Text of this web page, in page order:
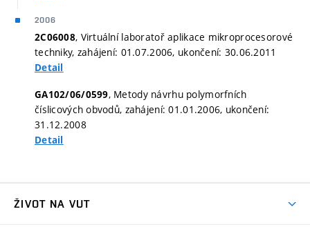
2006
2C06008, Virtuální laboratoř aplikace mikroprocesorové
techniky, zahájení: 01.07.2006, ukončení: 30.06.2011
Detail
GA102/06/0599, Metody návrhu polymorfních
číslicových obvodů, zahájení: 01.01.2006, ukončení:
31.12.2008
Detail
ŽIVOT NA VUT